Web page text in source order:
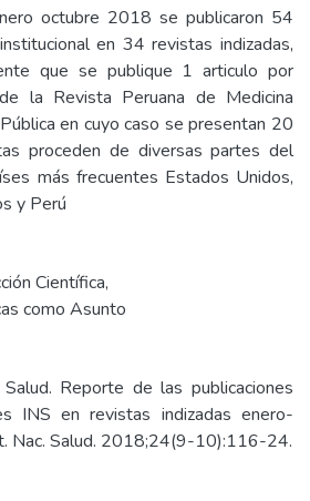
octubre 2018 se publicaron 54
en 34 revistas indizadas,
que se publique 1 articulo por
la Revista Peruana de Medicina
en cuyo caso se presentan 20
proceden de diversas partes del
más frecuentes Estados Unidos,
y Perú
Científica,
como Asunto
Reporte de las publicaciones
INS en revistas indizadas enero-
Nac. Salud. 2018;24(9-10):116-24.